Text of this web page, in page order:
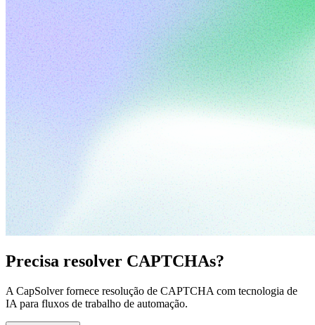
Precisa resolver CAPTCHAs?
A CapSolver fornece resolução de CAPTCHA com tecnologia de
IA para fluxos de trabalho de automação.